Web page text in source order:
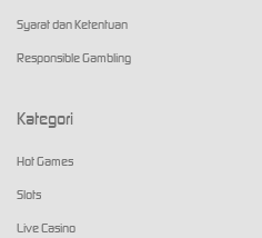
Syarat dan Ketentuan
Responsible Gambling
Kategori
Hot Games
Slots
Live Casino